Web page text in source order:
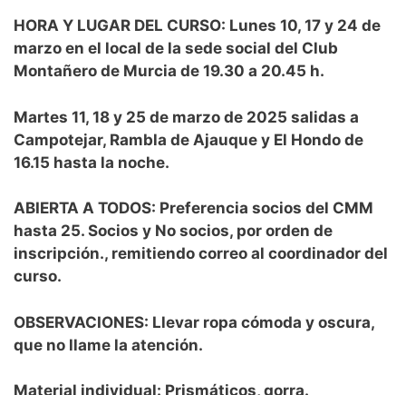
HORA Y LUGAR DEL CURSO: Lunes 10, 17 y 24 de
marzo en el local de la sede social del Club
Montañero de Murcia de 19.30 a 20.45 h.
Martes 11, 18 y 25 de marzo de 2025 salidas a
Campotejar, Rambla de Ajauque y El Hondo de
16.15 hasta la noche.
ABIERTA A TODOS: Preferencia socios del CMM
hasta 25. Socios y No socios, por orden de
inscripción., remitiendo correo al coordinador del
curso.
OBSERVACIONES: Llevar ropa cómoda y oscura,
que no llame la atención.
Material individual: Prismáticos, gorra.